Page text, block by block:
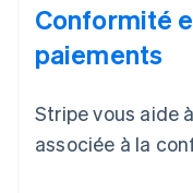
Conformité
paiements
Stripe vous aide
associée à la